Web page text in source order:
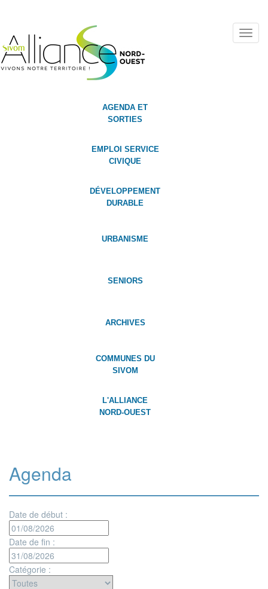
AGENDA ET
SORTIES
EMPLOI SERVICE
CIVIQUE
DÉVELOPPEMENT
DURABLE
URBANISME
SENIORS
ARCHIVES
COMMUNES DU
SIVOM
L'ALLIANCE
NORD-OUEST
Agenda
Date de début :
Date de fin :
Catégorie :